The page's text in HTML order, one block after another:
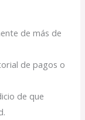
de más de
de pagos o
de que